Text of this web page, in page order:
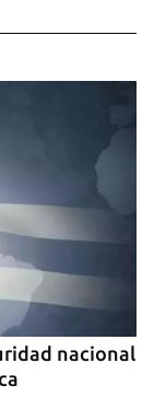
has de
nacional